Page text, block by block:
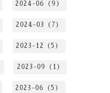
2024-06（9）
2024-03（7）
2023-12（5）
2023-09（1）
2023-06（5）